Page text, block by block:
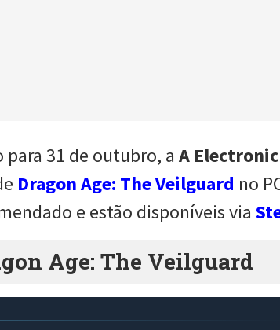
31 de outubro, a A
Dragon Age: The Veilguard no
e estão disponíveis via
Age: The Veilguard